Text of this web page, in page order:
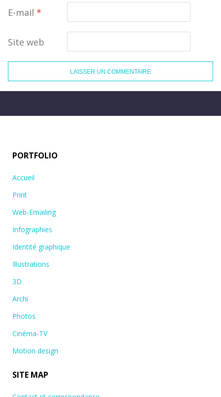
E-mail *
Site web
PORTFOLIO
Accueil
Print
Web-Emailing
Infographies
Identité graphique
Illustrations
3D
Archi
Photos
Cinéma-TV
Motion design
SITE MAP